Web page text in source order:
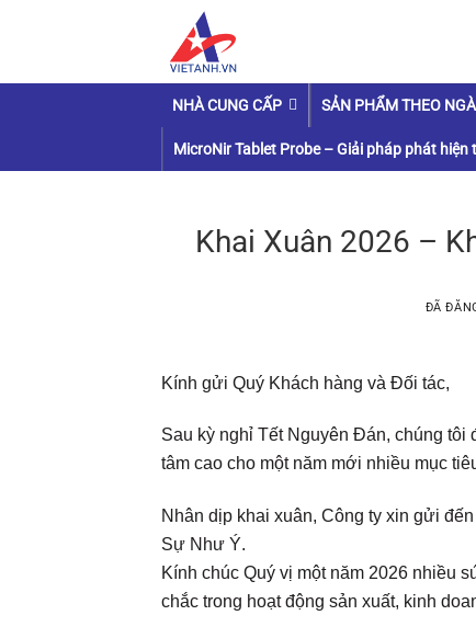
NHÀ CUNG CẤP SẢN PHẨM THEO
MicroNir Tablet Probe – Giải pháp phát
Khai Xuân 2026 –
ĐÃ
Kính gửi Quý Khách hàng và Đối tác,
Sau kỳ nghỉ Tết Nguyên Đán, chúng
tâm cao cho một năm mới nhiều mục
Nhân dịp khai xuân, Công ty xin gửi
Sự Như Ý.
Kính chúc Quý vị một năm 2026 nhiều
chắc trong hoạt động sản xuất, kinh